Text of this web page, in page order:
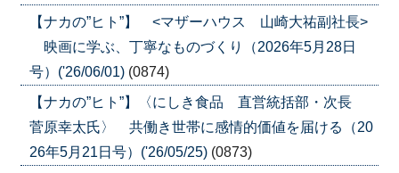
【ナカの”ヒト”】 <マザーハウス 山崎大祐副社長>
映画に学ぶ、丁寧なものづくり（2026年5月28日
号）('26/06/01) (0874)
【ナカの”ヒト”】〈にしき食品 直営統括部・次長
菅原幸太氏〉 共働き世帯に感情的価値を届ける（20
26年5月21日号）('26/05/25) (0873)